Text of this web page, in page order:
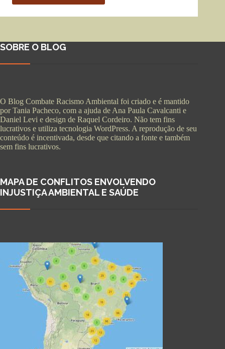
SOBRE O BLOG
O Blog Combate Racismo Ambiental foi criado e é mantido
por Tania Pacheco, com a ajuda de Ana Paula Cavalcanti e
Daniel Levi e design de Raquel Cordeiro. Não tem fins
lucrativos e utiliza tecnologia WordPress. A reprodução de seu
conteúdo é incentivada, desde que citando a fonte e também
sem fins lucrativos.
MAPA DE CONFLITOS ENVOLVENDO
INJUSTIÇA AMBIENTAL E SAÚDE